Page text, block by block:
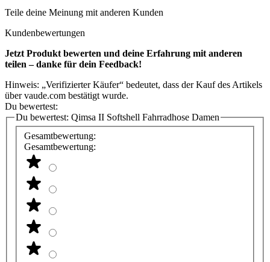
Teile deine Meinung mit anderen Kunden
Kundenbewertungen
Jetzt Produkt bewerten und deine Erfahrung mit anderen
teilen – danke für dein Feedback!
Hinweis: „Verifizierter Käufer“ bedeutet, dass der Kauf des Artikels
über vaude.com bestätigt wurde.
Du bewertest:
Du bewertest: Qimsa II Softshell Fahrradhose Damen
Gesamtbewertung:
Gesamtbewertung: